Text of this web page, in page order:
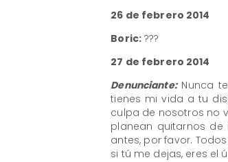
26 de febrero 2014
Boric: ???
27 de febrero 2014
Denunciante:Nunca
tienes mi vida a tu
culpa de nosotros no
planean quitarnos
antes, por favor.
si tú me dejas, eres el